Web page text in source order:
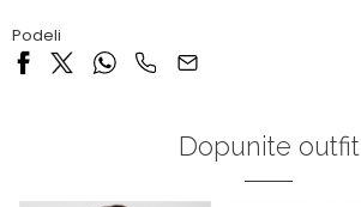
Podeli
Dopunite outfit